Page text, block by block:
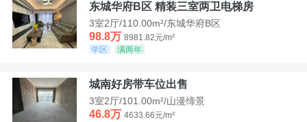
东城华府B区 精装三室两卫电梯房
3室2厅/110.00m²/东城华府B区
98.8万 8981.82元/m²
学区
满两年
城南好房带车位出售
3室2厅/101.00m²/山漫缔景
46.8万 4633.66元/m²